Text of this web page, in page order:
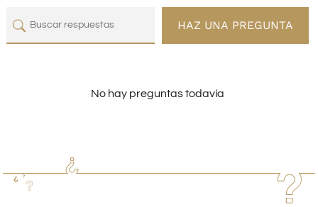
HAZ UNA PREGUNTA
No hay preguntas todavía